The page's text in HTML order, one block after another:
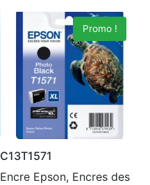
Promo !
C13T1571
Encre Epson, Encres des